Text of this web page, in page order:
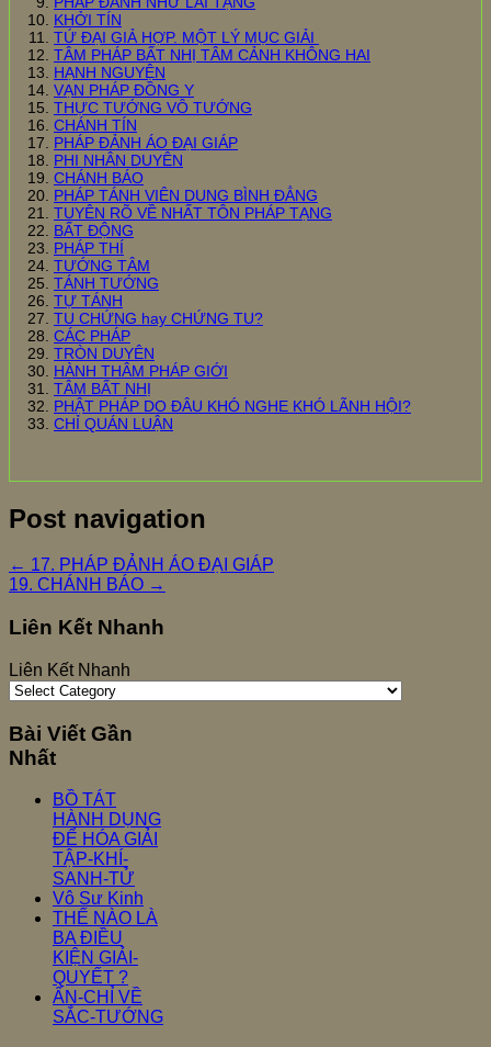
KHỞI TÍN
TỨ ĐẠI GIẢ HỢP. MỘT LÝ MỤC GIẢI
TÂM PHÁP BẤT NHỊ TÂM CẢNH KHÔNG HAI
HẠNH NGUYỆN
VẠN PHÁP ĐỒNG Y
THỰC TƯỚNG VÔ TƯỚNG
CHÁNH TÍN
PHÁP ĐẢNH ÁO ĐẠI GIÁP
PHI NHÂN DUYÊN
CHÁNH BÁO
PHÁP TÁNH VIÊN DUNG BÌNH ĐẲNG
TUYÊN RÕ VỀ NHẤT TÔN PHÁP TẠNG
BẤT ĐỘNG
PHÁP THÍ
TƯỚNG TÂM
TÁNH TƯỚNG
TỰ TÁNH
TU CHỨNG hay CHỨNG TU?
CÁC PHÁP
TRÒN DUYÊN
HÀNH THÂM PHÁP GIỚI
TÂM BẤT NHỊ
PHẬT PHÁP DO ĐÂU KHÓ NGHE KHÓ LÃNH HỘI?
CHỈ QUÁN LUẬN
Post navigation
← 17. PHÁP ĐẢNH ÁO ĐẠI GIÁP
19. CHÁNH BÁO →
Liên Kết Nhanh
Liên Kết Nhanh
Bài Viết Gần
Nhất
BỒ TÁT
HÀNH DỤNG
ĐỂ HÓA GIẢI
TẬP-KHÍ-
SANH-TỬ
Vô Sư Kinh
THẾ NÀO LÀ
BA ĐIỀU
KIỆN GIẢI-
QUYẾT ?
ẤN-CHỈ VỀ
SẮC-TƯỚNG